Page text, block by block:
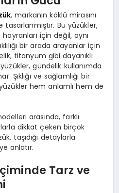
, markanın köklü mirasını
Bu yüzükler,
için değil, aynı
bir arada arayanlar için
titanyum gibi dayanıklı
gündelik kullanımda
Şıklığı ve sağlamlığı bir
hem anlamlı hem de
arasında, farklı
dikkat çeken birçok
taşıdığı detaylarla
anlatır.
Tarz ve